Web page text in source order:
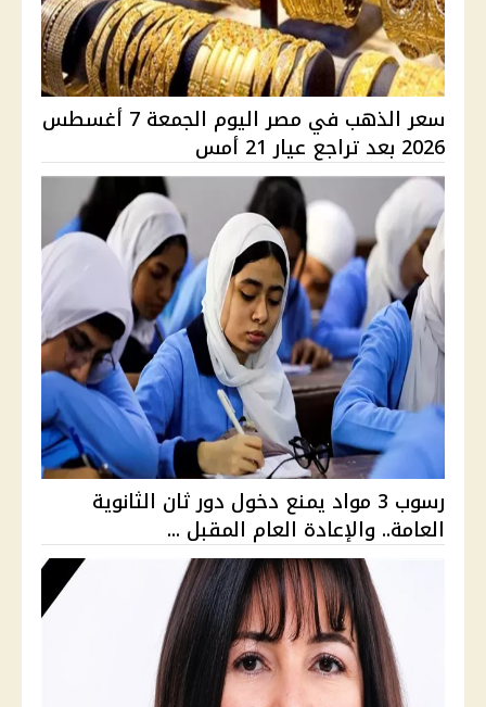
سعر الذهب في مصر اليوم الجمعة 7 أغسطس
2026 بعد تراجع عيار 21 أمس
رسوب 3 مواد يمنع دخول دور ثان الثانوية
العامة.. والإعادة العام المقبل ...